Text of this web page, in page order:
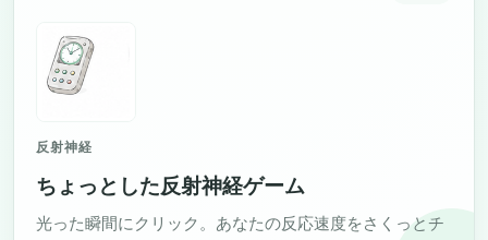
反射神経
ちょっとした反射神経ゲーム
光った瞬間にクリック。あなたの反応速度をさくっとチ